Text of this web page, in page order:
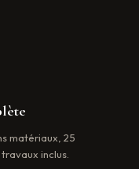
matériaux, 25
inclus.